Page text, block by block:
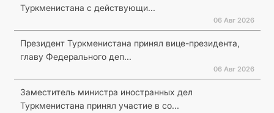
Туркменистана с действующи...
06 Авг 2026
Президент Туркменистана принял вице-президента,
главу Федерального деп...
06 Авг 2026
Заместитель министра иностранных дел
Туркменистана принял участие в со...